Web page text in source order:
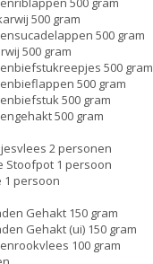
500 gram
500 gram
500 gram
500 gram
500 gram
500 gram
500 gram
2 personen
Stoofpot 1 persoon
1 persoon
Gehakt 150 gram
Gehakt (ui) 150 gram
100 gram